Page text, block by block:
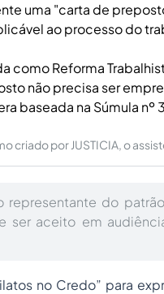
uma "carta de
ao processo do
como Reforma
não precisa ser
baseada na Súmula nº
criado por JUSTICIA, o
representante do
aceito em
no Credo” para